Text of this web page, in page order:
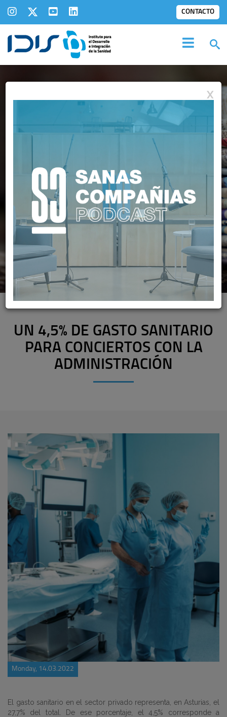
CONTACTO
IDIS EN LOSMEDIOS
UN 4,5% DE GASTO SANITARIO
PARA CONCIERTOS CON LA
ADMINISTRACIÓN
Monday, 14.03.2022
El gasto sanitario en el sector privado representa, en Asturias, el
27,7% del total. De ese porcentaje, el 4,5% corresponde a
X